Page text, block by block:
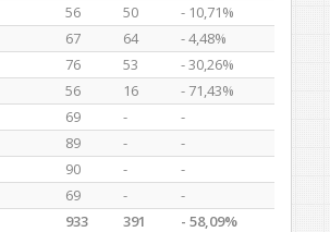
56 50
- 10,71%
67 64
- 4,48%
76 53
- 30,26%
56 16
- 71,43%
69 -
-
89 -
-
90 -
-
69 -
-
933 391 - 58,09%